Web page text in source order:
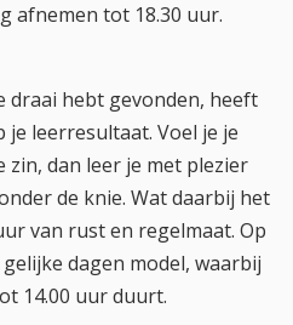
afnemen tot 18.30 uur.
draai hebt gevonden, heeft
je leerresultaat. Voel je je
dan leer je met plezier
de knie. Wat daarbij het
van rust en regelmaat. Op
dagen model, waarbij
14.00 uur duurt.